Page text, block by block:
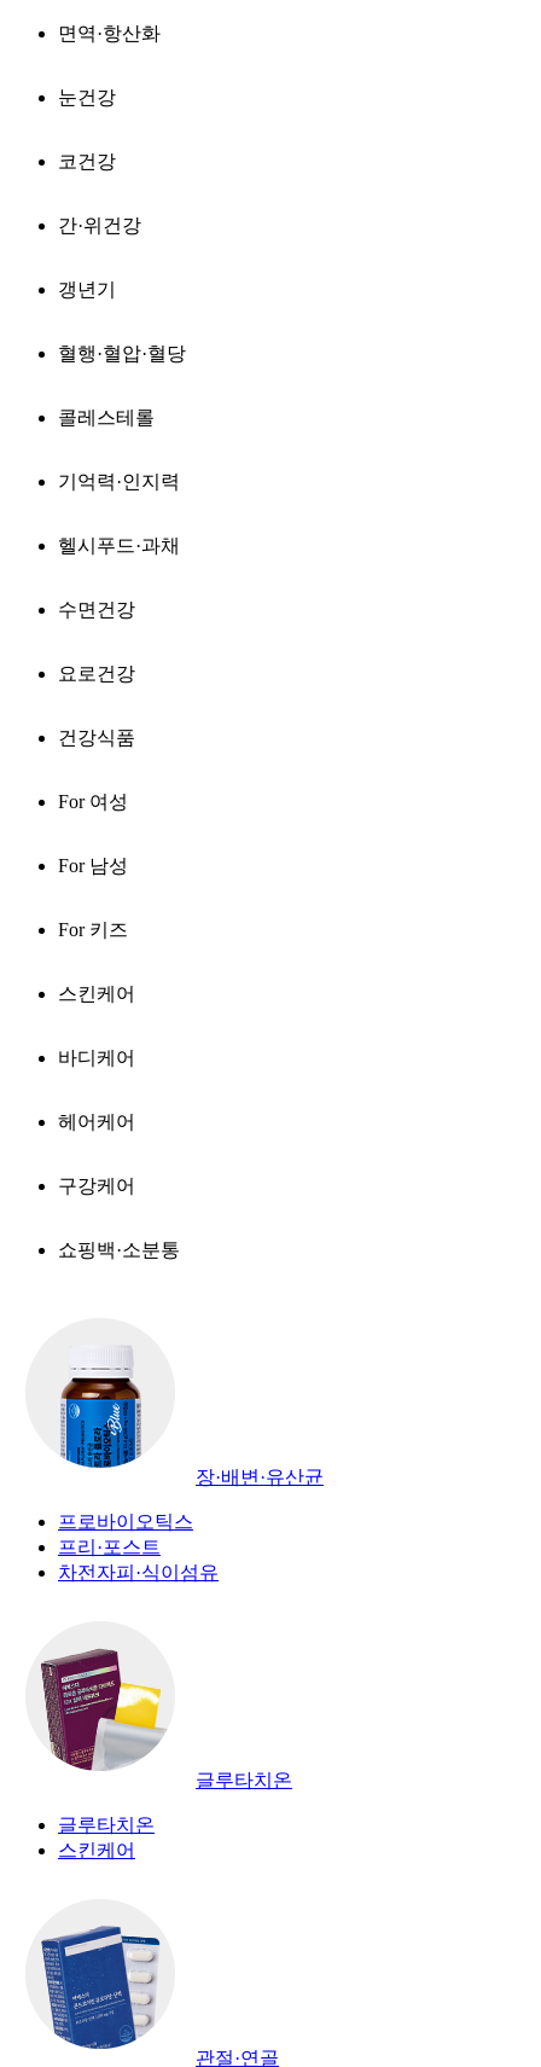
면역·항산화
눈건강
코건강
간·위건강
갱년기
혈행·혈압·혈당
콜레스테롤
기억력·인지력
헬시푸드·과채
수면건강
요로건강
건강식품
For 여성
For 남성
For 키즈
스킨케어
바디케어
헤어케어
구강케어
쇼핑백·소분통
장·배변·유산균
프로바이오틱스
프리·포스트
차전자피·식이섬유
글루타치온
글루타치온
스킨케어
관절·연골